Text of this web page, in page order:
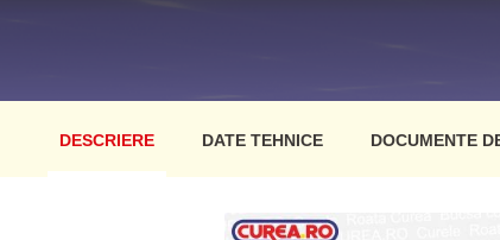
DESCRIERE DATE TEHNICE DOCUMENTE